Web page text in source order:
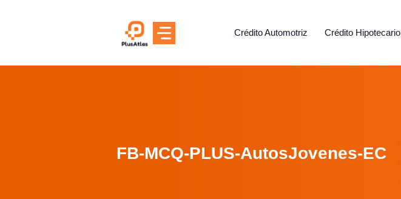
Crédito Automotriz Crédito Hipotecario
FB-MCQ-PLUS-AutosJovenes-EC